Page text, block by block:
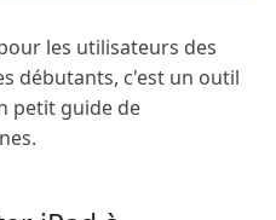
les utilisateurs des
débutants, c'est un outil
petit guide de